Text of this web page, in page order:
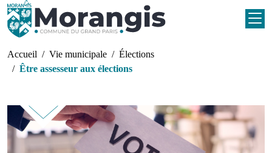
Aller au contenu principal
Fil d'Ariane
Accueil Vie municipale
Élections
Être assesseur aux élections